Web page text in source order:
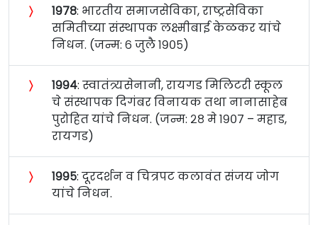
〉 १९७८: भारतीय समाजसेविका, राष्ट्रसेविका
समितीच्या संस्थापक लक्ष्मीबाई केळकर यांचे
निधन. (जन्म: ६ जुलै १९०५)
〉 १९९४: स्वातंत्र्यसेनानी, रायगड मिलिटरी स्कूल
चे संस्थापक दिगंबर विनायक तथा नानासाहेब
पुरोहित यांचे निधन. (जन्म: २८ मे १९०७ – महाड,
रायगड)
〉 १९९५: दूरदर्शन व चित्रपट कलावंत संजय जोग
यांचे निधन.